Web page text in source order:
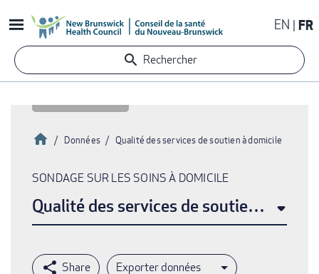
au
contenu
principal
EN FR
Rechercher
Fil
d'Ariane
Accueil
Données Qualité des services de soutien à domicile
SONDAGE SUR LES SOINS À DOMICILE
Qualité des services de soutien à
Exporter données